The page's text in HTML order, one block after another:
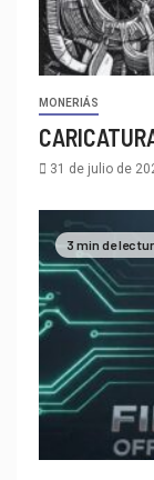
MONERIÁS
31 de julio de
3 min de